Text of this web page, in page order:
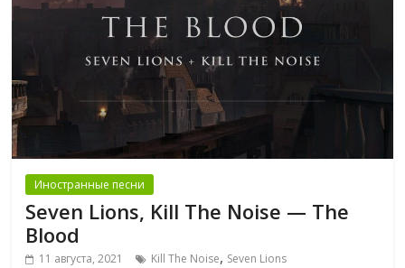
Иностранные песни
Seven Lions, Kill The Noise — The
Blood
11 августа, 2021 Kill The Noise, Seven Lions